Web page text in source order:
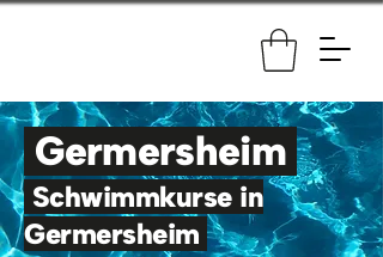
Germersheim
Schwimmkurse in
Germersheim